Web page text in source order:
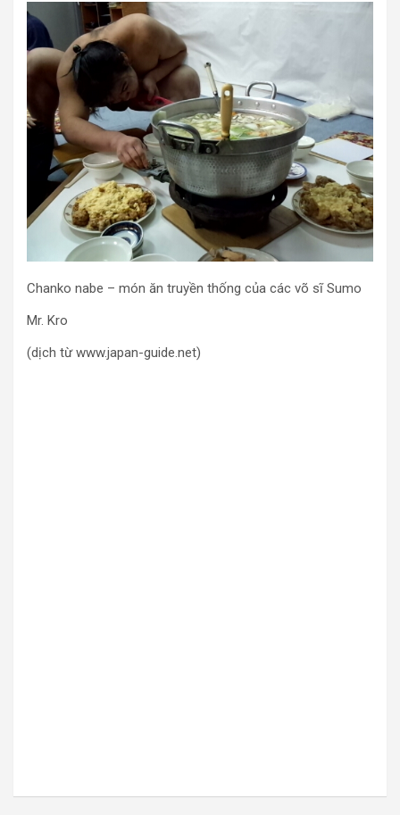
Chanko nabe – món ăn truyền thống của các võ sĩ Sumo
Mr. Kro
(dịch từ www.japan-guide.net)